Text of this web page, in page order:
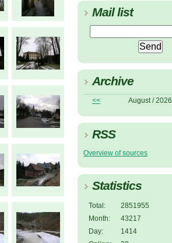
Mail list
Archive
<< August / 2026
RSS
Overview of sources
Statistics
Total:
2851955
Month:
43217
Day:
1414